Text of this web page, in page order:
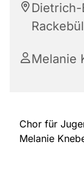
Melanie
Chor für
Melanie